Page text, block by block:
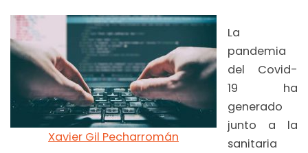
Xavier Gil Pecharromán
La
pandemia
del Covid-
19 ha
generado
junto a la
sanitaria